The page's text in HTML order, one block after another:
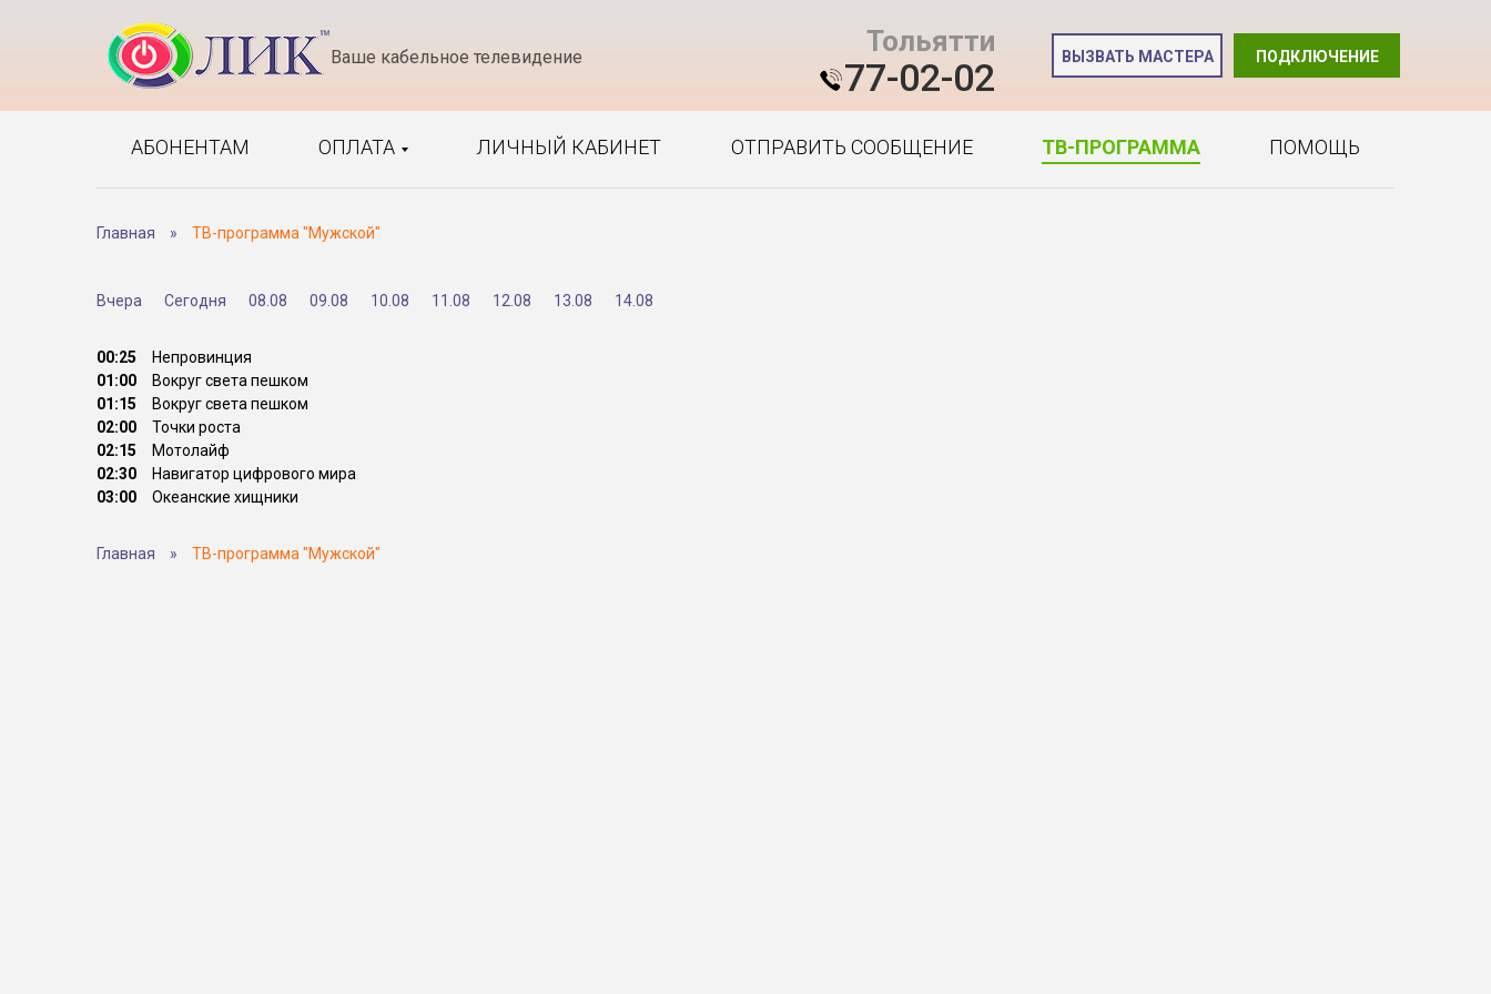
Ваше кабельное телевидение Тольятти
77-02-02 ПОДКЛЮЧЕНИЕ
ВЫЗВАТЬ МАСТЕРА
АБОНЕНТАМ ОПЛАТА ЛИЧНЫЙ КАБИНЕТ ОТПРАВИТЬ СООБЩЕНИЕ ТВ-ПРОГРАММА ПОМОЩЬ
Главная » ТВ-программа "Мужской"
Вчера Сегодня 08.08 09.08 10.08 11.08 12.08 13.08 14.08
00:25
Непровинция
01:00
Вокруг света пешком
01:15
Вокруг света пешком
02:00
Точки роста
02:15
Мотолайф
02:30
Навигатор цифрового мира
03:00
Океанские хищники
Главная » ТВ-программа "Мужской"